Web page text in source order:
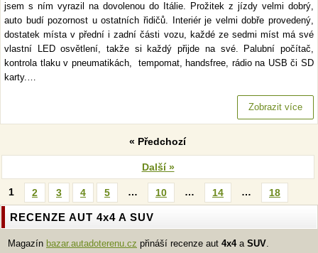
jsem s ním vyrazil na dovolenou do Itálie. Prožitek z jízdy velmi dobrý,
auto budí pozornost u ostatních řidičů. Interiér je velmi dobře provedený,
dostatek místa v přední i zadní části vozu, každé ze sedmi míst má své
vlastní LED osvětlení, takže si každý přijde na své. Palubní počítač,
kontrola tlaku v pneumatikách, tempomat, handsfree, rádio na USB či SD
karty.…
Zobrazit více
« Předchozí
Další »
1 2 3 4 5 … 10 … 14 … 18
RECENZE AUT 4x4 A SUV
Magazín bazar.autadoterenu.cz přináší recenze aut 4x4a SUV.